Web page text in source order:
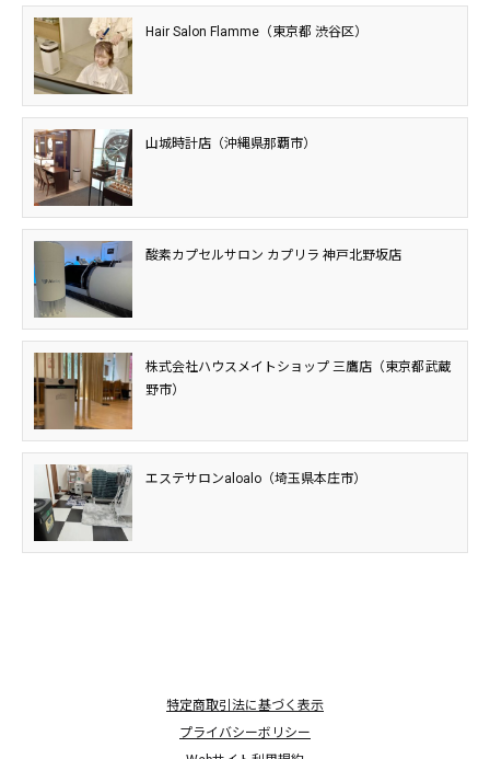
Hair Salon Flamme（東京都 渋谷区）
山城時計店（沖縄県那覇市）
酸素カプセルサロン カプリラ 神戸北野坂店
株式会社ハウスメイトショップ 三鷹店（東京都武蔵
野市）
エステサロンaloalo（埼玉県本庄市）
特定商取引法に基づく表示
プライバシーボリシー